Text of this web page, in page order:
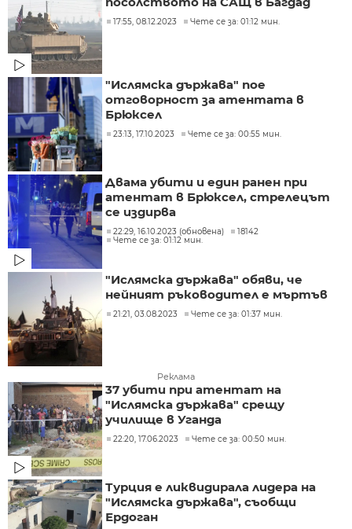
17:55, 08.12.2023 Чете се за: 01:12 мин.
"Ислямска държава" пое
отговорност за атентата в
Брюксел
23:13, 17.10.2023 Чете се за: 00:55 мин.
Двама убити и един ранен при
атентат в Брюксел, стрелецът
се издирва
22:29, 16.10.2023 (обновена)
18142
Чете се за: 01:12 мин.
"Ислямска държава" обяви, че
нейният ръководител е мъртъв
21:21, 03.08.2023 Чете се за: 01:37 мин.
Реклама
37 убити при атентат на
"Ислямска държава" срещу
училище в Уганда
22:20, 17.06.2023 Чете се за: 00:50 мин.
Турция е ликвидирала лидера на
"Ислямска държава", съобщи
Ердоган